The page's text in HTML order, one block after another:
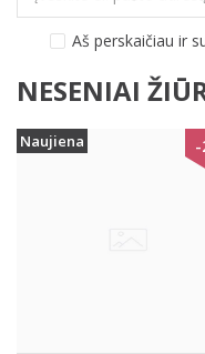
Aš perskaičiau ir
NESENIAI
Naujiena -